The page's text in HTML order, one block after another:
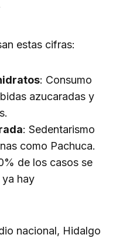
estas cifras:
: Consumo
azucaradas y
: Sedentarismo
como Pachuca.
de los casos se
hay
nacional, Hidalgo